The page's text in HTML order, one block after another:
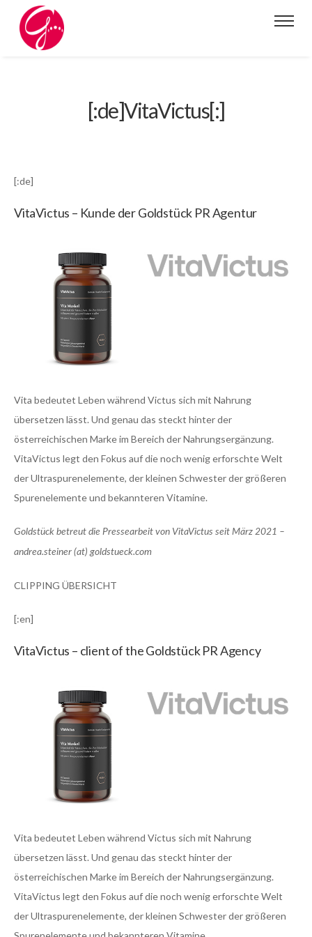
[:de]VitaVictus[:]
[:de]
VitaVictus – Kunde der Goldstück PR Agentur
Vita bedeutet Leben während Victus sich mit Nahrung
übersetzen lässt. Und genau das steckt hinter der
österreichischen Marke im Bereich der Nahrungsergänzung.
VitaVictus legt den Fokus auf die noch wenig erforschte Welt
der Ultraspurenelemente, der kleinen Schwester der größeren
Spurenelemente und bekannteren Vitamine.
Goldstück betreut die Pressearbeit von VitaVictus seit März 2021 –
andrea.steiner (at) goldstueck.com
CLIPPING ÜBERSICHT
[:en]
VitaVictus – client of the Goldstück PR Agency
Vita bedeutet Leben während Victus sich mit Nahrung
übersetzen lässt. Und genau das steckt hinter der
österreichischen Marke im Bereich der Nahrungsergänzung.
VitaVictus legt den Fokus auf die noch wenig erforschte Welt
der Ultraspurenelemente, der kleinen Schwester der größeren